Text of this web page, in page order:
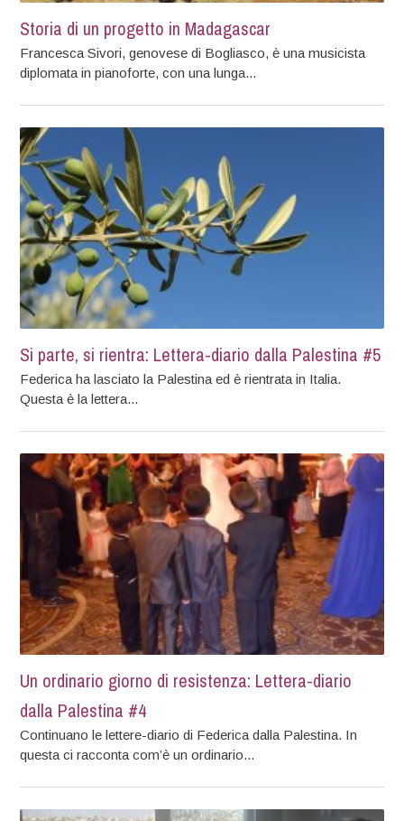
Storia di un progetto in Madagascar
Francesca Sivori, genovese di Bogliasco, è una musicista
diplomata in pianoforte, con una lunga...
Si parte, si rientra: Lettera-diario dalla Palestina #5
Federica ha lasciato la Palestina ed è rientrata in Italia.
Questa è la lettera...
Un ordinario giorno di resistenza: Lettera-diario
dalla Palestina #4
Continuano le lettere-diario di Federica dalla Palestina. In
questa ci racconta com’è un ordinario...